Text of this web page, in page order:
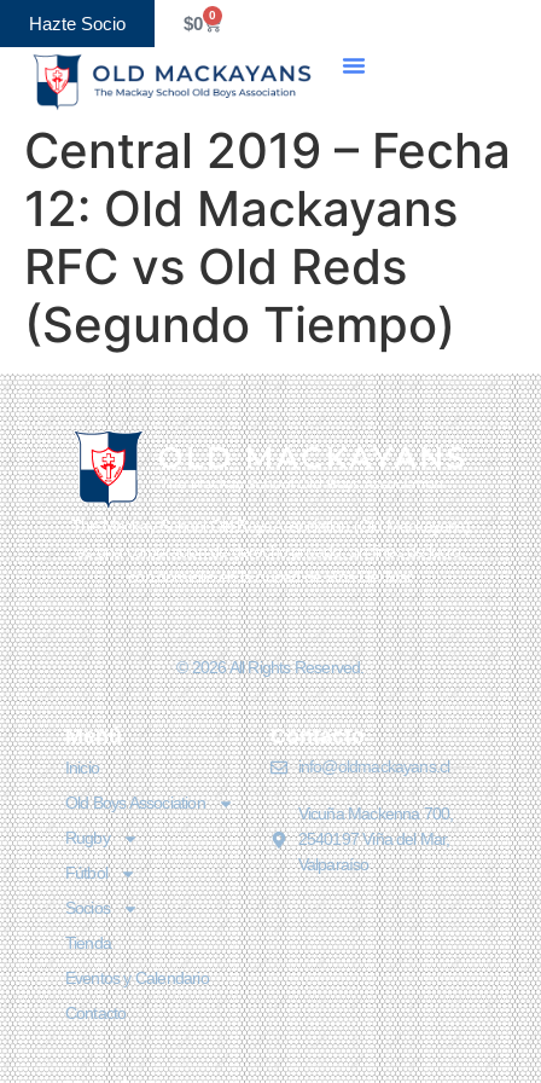
Hazte Socio $0 0
Central 2019 – Fecha
12: Old Mackayans
RFC vs Old Reds
(Segundo Tiempo)
The Mackay School Old Boys Association (Old Mackayans)
es una corporación de derecho privado, sin fines de lucro,
con domicilio en la ciudad de Viña Del Mar
© 2026 All Rights Reserved.
Menú
Inicio
Old Boys Association
Rugby
Fútbol
Socios
Tienda
Eventos y Calendario
Contacto
Contacto
info@oldmackayans.cl
Vicuña Mackenna 700,
2540197 Viña del Mar,
Valparaíso